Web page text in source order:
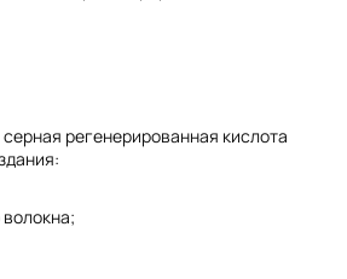
регенерированная кислота